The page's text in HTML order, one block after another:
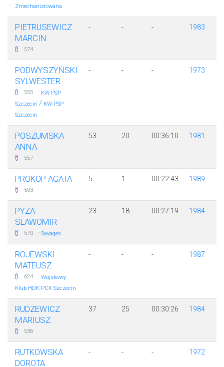
Zmechaniziowana
PIETRUSEWICZ
MARCIN
574
- - - 1983
PODWYSZYŃSKI
SYLWESTER
555 · KW PSP
Szczecin / KW PSP
Szczecin
- - - 1973
POSZUMSKA
ANNA
557
53 20 00:36:10 1981
PROKOP AGATA
503
5 1 00:22:43 1989
PYZA
SLAWOMIR
570 · Savages
23 18 00:27:19 1984
ROJEWSKI
MATEUSZ
624 · Wojskowy
Klub HDK PCK Szczecin
- - - 1987
RUDZEWICZ
MARIUSZ
536
37 25 00:30:26 1984
RUTKOWSKA
DOROTA
- - - 1972